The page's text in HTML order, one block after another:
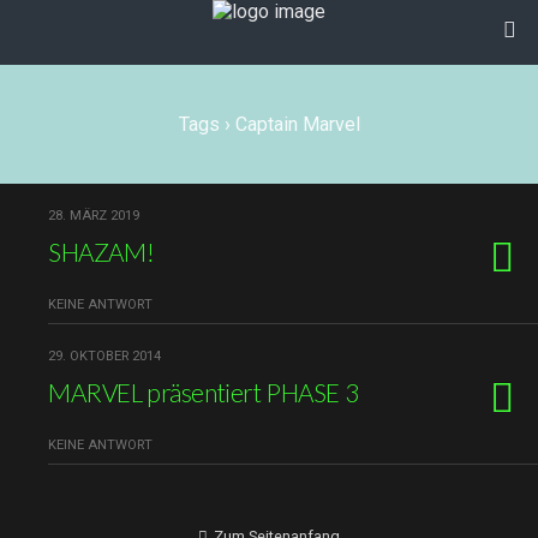
Tags › Captain Marvel
28. MÄRZ 2019
SHAZAM!
KEINE ANTWORT
29. OKTOBER 2014
MARVEL präsentiert PHASE 3
KEINE ANTWORT